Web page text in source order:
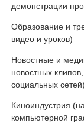
демонстрации
Образование и
видео и уроков)
Новостные и
новостных
социальных сетей)
Киноиндустрия
компьютерной